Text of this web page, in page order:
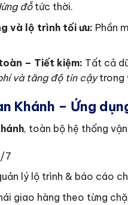
đỗtức thời.
và lộ trình tối ưu: Phần
– Tiết kiệm: Tất cả
và tăng độ tin cậytrong
Khánh – Ứng
, toàn bộ hệ thống
7
lý lộ trình & báo cáo
giao hàng theo từng